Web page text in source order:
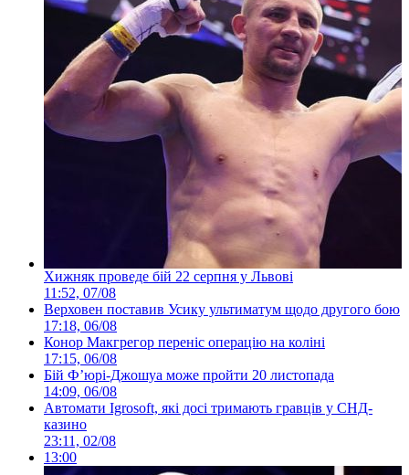
Хижняк проведе бій 22 серпня у Львові
11:52, 07/08
Верховен поставив Усику ультиматум щодо другого бою
17:18, 06/08
Конор Макгрегор переніс операцію на коліні
17:15, 06/08
Бій Ф’юрі-Джошуа може пройти 20 листопада
14:09, 06/08
Автомати Igrosoft, які досі тримають гравців у СНД-
казино
23:11, 02/08
13:00